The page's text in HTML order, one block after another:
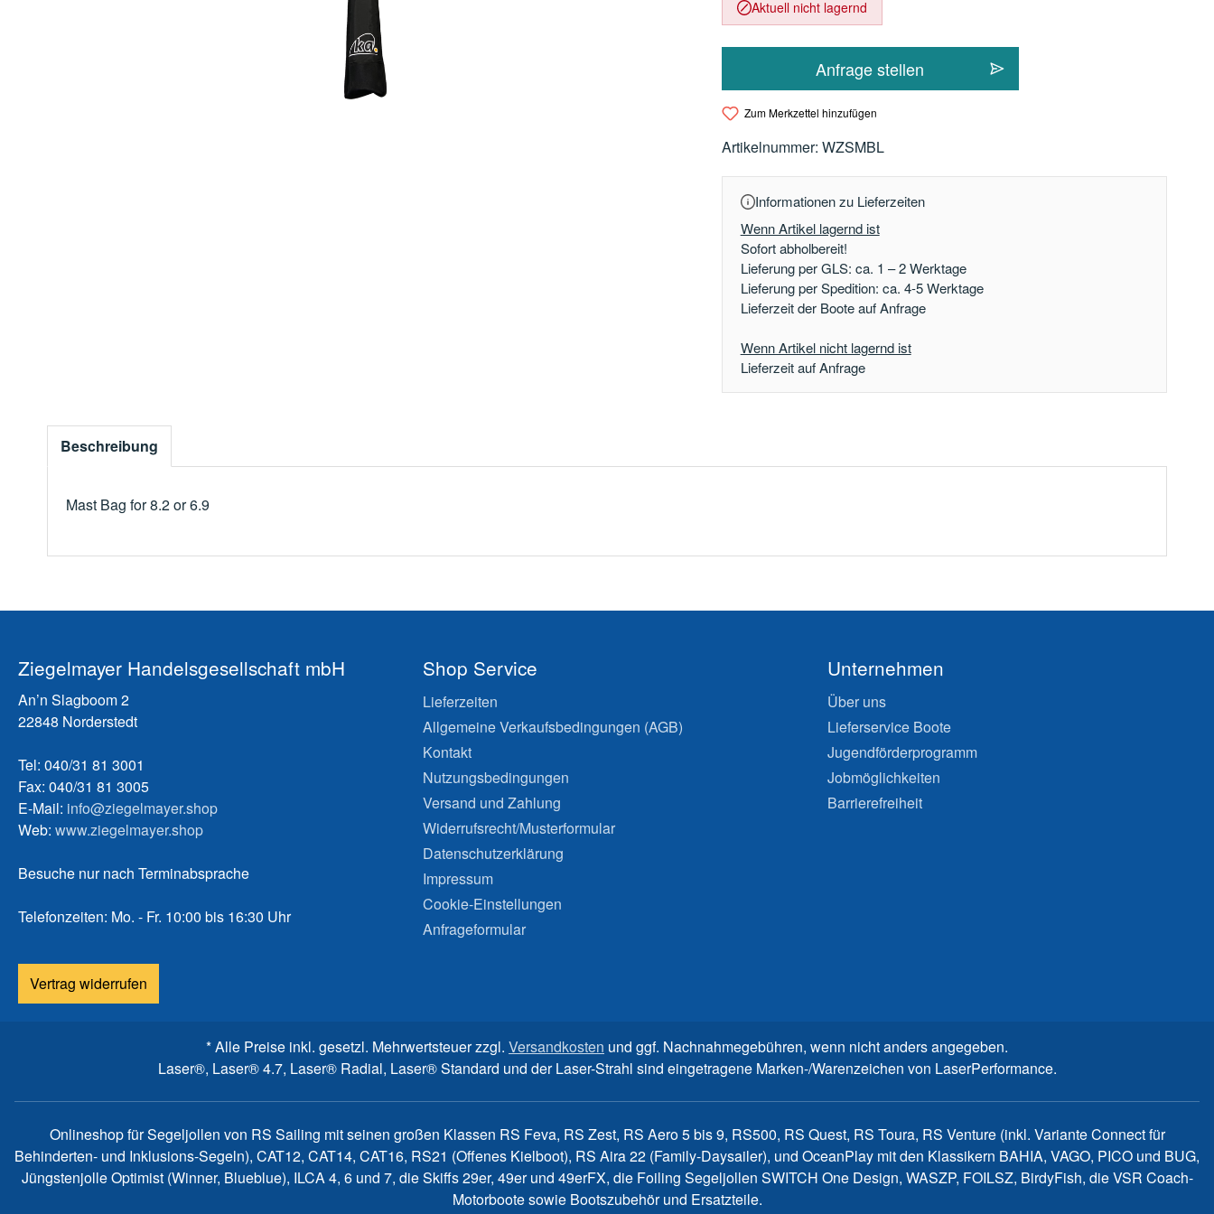
Aktuell nicht lagernd
Anfrage stellen
Zum Merkzettel hinzufügen
Artikelnummer: WZSMBL
Informationen zu Lieferzeiten
Wenn Artikel lagernd ist
Sofort abholbereit!
Lieferung per GLS: ca. 1 – 2 Werktage
Lieferung per Spedition: ca. 4-5 Werktage
Lieferzeit der Boote auf Anfrage
Wenn Artikel nicht lagernd ist
Lieferzeit auf Anfrage
Beschreibung
Mast Bag for 8.2 or 6.9
Ziegelmayer Handelsgesellschaft mbH
An’n Slagboom 2
22848 Norderstedt
Tel: 040/31 81 3001
Fax: 040/31 81 3005
E-Mail: info@ziegelmayer.shop
Web: www.ziegelmayer.shop
Besuche nur nach Terminabsprache
Telefonzeiten: Mo. - Fr. 10:00 bis 16:30 Uhr
Vertrag widerrufen
Shop Service
Lieferzeiten
Allgemeine Verkaufsbedingungen (AGB)
Kontakt
Nutzungsbedingungen
Versand und Zahlung
Widerrufsrecht/Musterformular
Datenschutzerklärung
Impressum
Cookie-Einstellungen
Anfrageformular
Unternehmen
Über uns
Lieferservice Boote
Jugendförderprogramm
Jobmöglichkeiten
Barrierefreiheit
* Alle Preise inkl. gesetzl. Mehrwertsteuer zzgl. Versandkosten und ggf. Nachnahmegebühren, wenn nicht anders angegeben.
Laser®, Laser® 4.7, Laser® Radial, Laser® Standard und der Laser-Strahl sind eingetragene Marken-/Warenzeichen von LaserPerformance.
Onlineshop für Segeljollen von RS Sailing mit seinen großen Klassen RS Feva, RS Zest, RS Aero 5 bis 9, RS500, RS Quest, RS Toura, RS Venture (inkl. Variante Connect für
Behinderten- und Inklusions-Segeln), CAT12, CAT14, CAT16, RS21 (Offenes Kielboot), RS Aira 22 (Family-Daysailer), und OceanPlay mit den Klassikern BAHIA, VAGO, PICO und BUG,
Jüngstenjolle Optimist (Winner, Blueblue), ILCA 4, 6 und 7, die Skiffs 29er, 49er und 49erFX, die Foiling Segeljollen SWITCH One Design, WASZP, FOILSZ, BirdyFish, die VSR Coach-
Motorboote sowie Bootszubehör und Ersatzteile.